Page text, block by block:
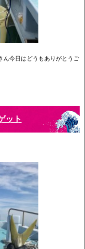
ん今日はどうもありがとうご
ット